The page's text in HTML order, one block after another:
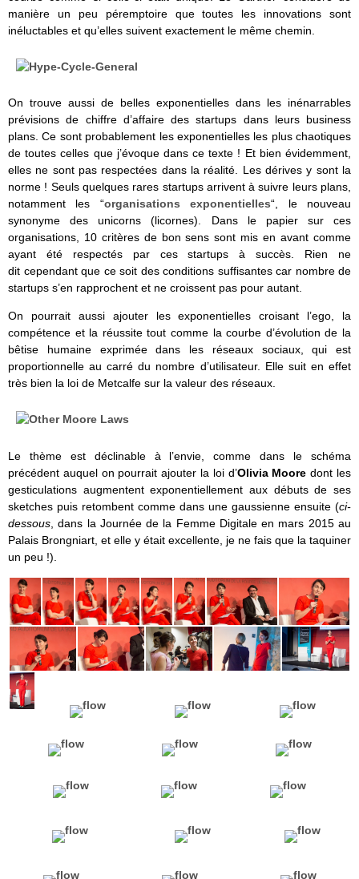
manière un peu péremptoire que toutes les innovations sont
inéluctables et qu’elles suivent exactement le même chemin.
On trouve aussi de belles exponentielles dans les inénarrables
prévisions de chiffre d’affaire des startups dans leurs business
plans. Ce sont probablement les exponentielles les plus chaotiques
de toutes celles que j’évoque dans ce texte ! Et bien évidemment,
elles ne sont pas respectées dans la réalité. Les dérives y sont la
norme ! Seuls quelques rares startups arrivent à suivre leurs plans,
notamment les “organisations exponentielles“, le nouveau
synonyme des unicorns (licornes). Dans le papier sur ces
organisations, 10 critères de bon sens sont mis en avant comme
ayant été respectés par ces startups à succès. Rien ne
dit cependant que ce soit des conditions suffisantes car nombre de
startups s’en rapprochent et ne croissent pas pour autant.
On pourrait aussi ajouter les exponentielles croisant l’ego, la
compétence et la réussite tout comme la courbe d’évolution de la
bêtise humaine exprimée dans les réseaux sociaux, qui est
proportionnelle au carré du nombre d’utilisateur. Elle suit en effet
très bien la loi de Metcalfe sur la valeur des réseaux.
Le thème est déclinable à l’envie, comme dans le schéma
précédent auquel on pourrait ajouter la loi d’Olivia Mooredont les
gesticulations augmentent exponentiellement aux débuts de ses
sketches puis retombent comme dans une gaussienne ensuite (ci-
dessous , dans la Journée de la Femme Digitale en mars 2015 au
Palais Brongniart, et elle y était excellente, je ne fais que la taquiner
un peu !).